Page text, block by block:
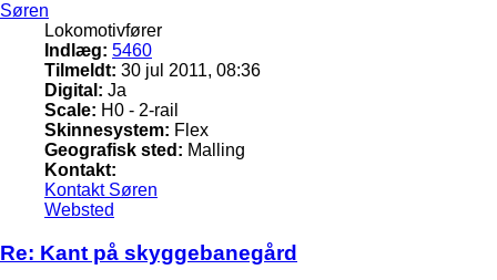
Søren
Lokomotivfører
Indlæg: 5460
Tilmeldt: 30 jul 2011, 08:36
Digital: Ja
Scale: H0 - 2-rail
Skinnesystem: Flex
Geografisk sted: Malling
Kontakt:
Kontakt Søren
Websted
Re: Kant på skyggebanegård